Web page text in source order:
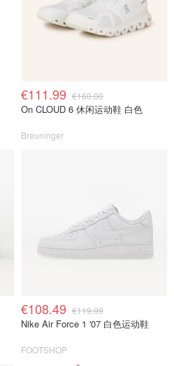
€111.99 €160.00
On CLOUD 6 休闲运动鞋 白色
Breuninger
€108.49 €119.99
Nike Air Force 1 '07 白色运动鞋
FOOTSHOP